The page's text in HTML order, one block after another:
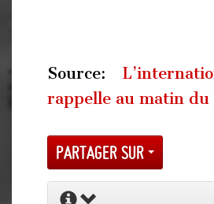
Source:
rappelle au matin du
Partager sur